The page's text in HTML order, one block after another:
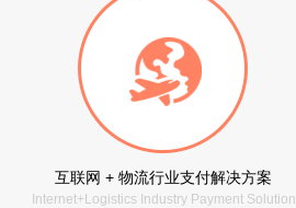
互联网 + 物流行业支付解决方案
Internet+Logistics Industry Payment Solution